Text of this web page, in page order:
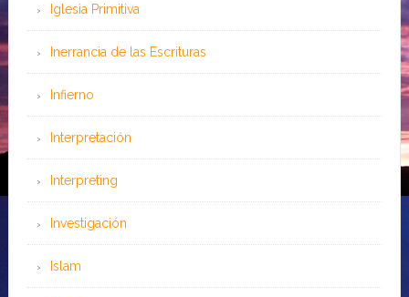
Iglesia Primitiva
Inerrancia de las Escrituras
Infierno
Interpretación
Interpreting
Investigación
Islam